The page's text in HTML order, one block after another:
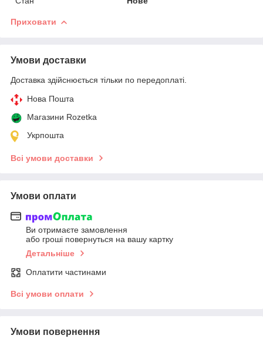
Приховати
Умови доставки
Доставка здійснюється тільки по передоплаті.
Нова Пошта
Магазини Rozetka
Укрпошта
Всі умови доставки
Умови оплати
Ви отримаєте замовлення
або гроші повернуться на вашу картку
Детальніше
Оплатити частинами
Всі умови оплати
Умови повернення